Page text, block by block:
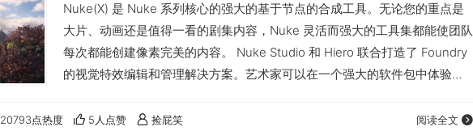
Nuke(X) 是 Nuke 系列核心的强大的基于节点的合成工具。无论您的重点是
大片、动画还是值得一看的剧集内容，Nuke 灵活而强大的工具集都能使团队
每次都能创建像素完美的内容。 Nuke Studio 和 Hiero 联合​​打造了 Foundry
的视觉特效编辑和管理解决方案。艺术家可以在一个强大的软件包中体验无
更新详情请访问官网：点击前往 安装破解方法 下载文件中包含详细的中文安
20793点热度 5人点赞 捡屁笑 阅读全文